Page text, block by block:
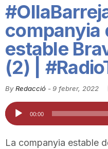
C
i
companyia
estable
(2) |
By Redacció -9 febrer, 2022
Reproductor
d'àudio
00:00
La companyia estable